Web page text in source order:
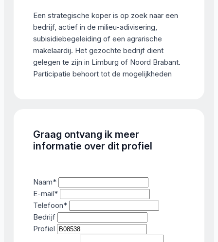
Een strategische koper is op zoek naar een
bedrijf, actief in de milieu-adivisering,
subisidiebegeleiding of een agrarische
makelaardij. Het gezochte bedrijf dient
gelegen te zijn in Limburg of Noord Brabant.
Participatie behoort tot de mogelijkheden
Graag ontvang ik meer
informatie over dit profiel
Naam*
E-mail*
Telefoon*
Bedrijf
Profiel